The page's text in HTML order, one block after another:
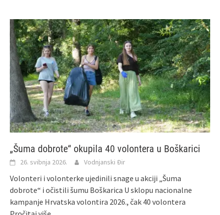
„Šuma dobrote“ okupila 40 volontera u Boškarici
26. svibnja 2026. Vodnjanski Đir
Volonteri i volonterke ujedinili snage u akciji „Šuma
dobrote“ i očistili šumu Boškarica U sklopu nacionalne
kampanje Hrvatska volontira 2026., čak 40 volontera